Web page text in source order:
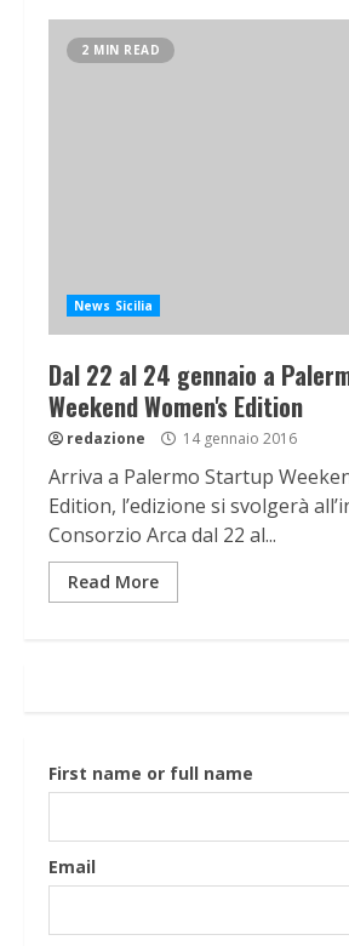
2 MIN READ
News Sicilia
Dal 22 al 24 gennaio a
Weekend Women's Edition
redazione 14 gennaio 2016
Arriva a Palermo Startup
Edition, l’edizione si svolgerà
Consorzio Arca dal 22 al...
Read More
First name or full name
Email